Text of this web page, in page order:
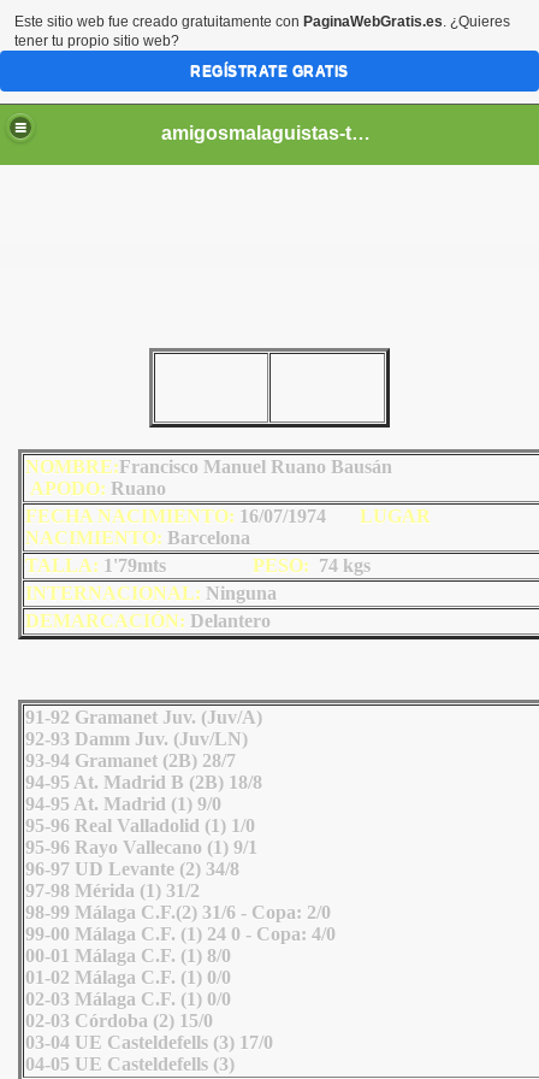
amigosmalaguistas-temporadas
NOMBRE:Francisco Manuel Ruano Bausán
APODO: Ruano
FECHA NACIMIENTO: 16/07/1974 LUGAR
NACIMIENTO: Barcelona
TALLA: 1'79mts PESO: 74 kgs
INTERNACIONAL: Ninguna
DEMARCACIÓN: Delantero
91-92 Gramanet Juv. (Juv/A)
92-93 Damm Juv. (Juv/LN)
93-94 Gramanet (2B) 28/7
94-95 At. Madrid B (2B) 18/8
94-95 At. Madrid (1) 9/0
95-96 Real Valladolid (1) 1/0
95-96 Rayo Vallecano (1) 9/1
96-97 UD Levante (2) 34/8
97-98 Mérida (1) 31/2
98-99 Málaga C.F.(2) 31/6 - Copa: 2/0
99-00 Málaga C.F. (1) 24 0 - Copa: 4/0
00-01 Málaga C.F. (1) 8/0
01-02 Málaga C.F. (1) 0/0
02-03 Málaga C.F. (1) 0/0
02-03 Córdoba (2) 15/0
03-04 UE Casteldefells (3) 17/0
04-05 UE Casteldefells (3)
Este sitio web fue creado gratuitamente con PaginaWebGratis.es. ¿Quieres
tener tu propio sitio web?
REGÍSTRATE GRATIS